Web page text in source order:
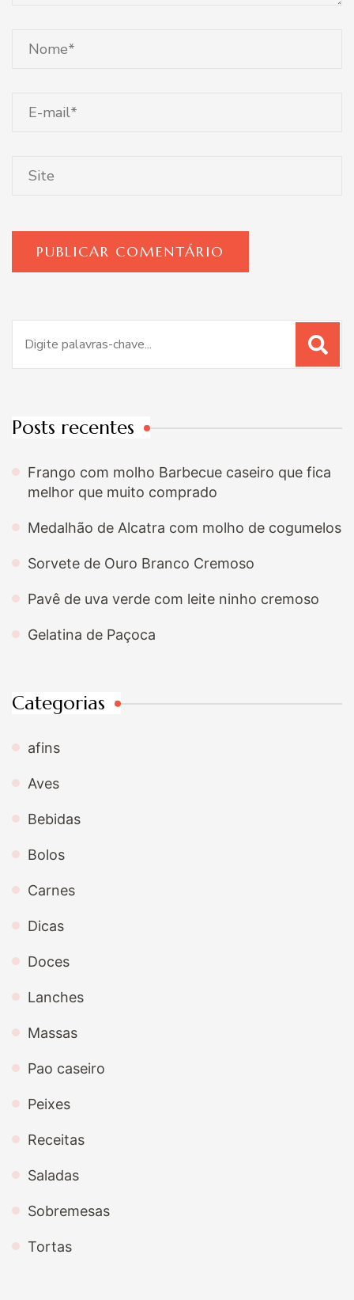
por:
Posts recentes
Frango com molho Barbecue caseiro que fica
melhor que muito comprado
Medalhão de Alcatra com molho de cogumelos
Sorvete de Ouro Branco Cremoso
Pavê de uva verde com leite ninho cremoso
Gelatina de Paçoca
Categorias
afins
Aves
Bebidas
Bolos
Carnes
Dicas
Doces
Lanches
Massas
Pao caseiro
Peixes
Receitas
Saladas
Sobremesas
Tortas